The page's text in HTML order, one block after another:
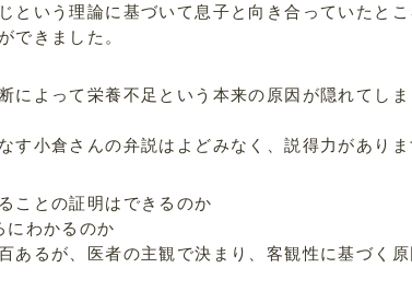
という理論に基づいて息子と向き合っていたと
できました。
によって栄養不足という本来の原因が隠れてしま
す小倉さんの弁説はよどみなく、説得力がありま
ことの証明はできるのか
にわかるのか
あるが、医者の主観で決まり、客観性に基づく